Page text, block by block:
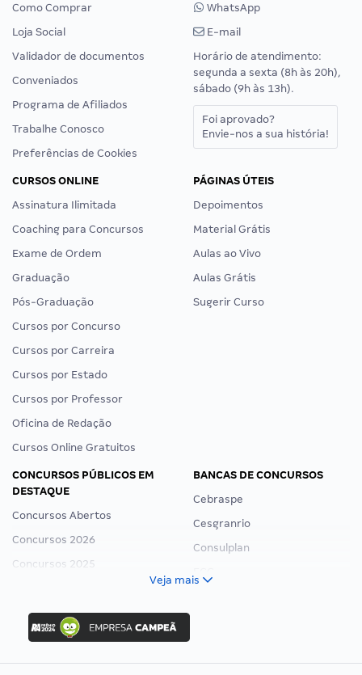
Como Comprar
Loja Social
Validador de documentos
Conveniados
Programa de Afiliados
Trabalhe Conosco
Preferências de Cookies
WhatsApp
E-mail
Horário de atendimento:
segunda a sexta (8h às 20h),
sábado (9h às 13h).
Foi aprovado?
Envie-nos a sua história!
CURSOS ONLINE
Assinatura Ilimitada
Coaching para Concursos
Exame de Ordem
Graduação
Pós-Graduação
Cursos por Concurso
Cursos por Carreira
Cursos por Estado
Cursos por Professor
Oficina de Redação
Cursos Online Gratuitos
PÁGINAS ÚTEIS
Depoimentos
Material Grátis
Aulas ao Vivo
Aulas Grátis
Sugerir Curso
CONCURSOS PÚBLICOS EM
DESTAQUE
Concursos Abertos
Concursos 2026
Concursos 2025
Concurso Ibama
Concurso MPU
Editais publicados
BANCAS DE CONCURSOS
Cebraspe
Cesgranrio
Consulplan
Veja mais